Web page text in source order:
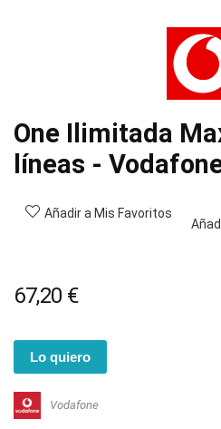
One Ilimitada
líneas -
Añadir a Mis Favoritos
67,20 €
Lo quiero
Vodafone